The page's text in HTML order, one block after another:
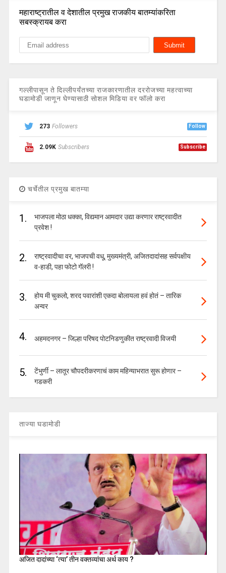
महाराष्ट्रातील व देशातील प्रमुख राजकीय बातम्यांकरिता
सबस्क्रायब करा
गल्लीपासून ते दिल्लीपर्यंतच्या राजकारणातील दररोजच्या महत्वाच्या
घडामोडी जाणून घेण्यासाठी सोशल मिडिया वर फॉलो करा
273 Followers Follow
2.09K Subscribers Subscribe
चर्चेतील प्रमुख बातम्या
1.
भाजपला मोठा धक्का, विद्यमान आमदार उद्या करणार राष्ट्रवादीत
प्रवेश !
2.
राष्ट्रवादीचा वर, भाजपची वधू, मुख्यमंत्री, अजितदादांसह सर्वपक्षीय
व-हाडी, पहा फोटो गॅलरी !
3.
होय मी चुकलो, शरद पवारांशी एकदा बोलायला हवं होतं – तारिक
अन्वर
4. अहमदनगर – जिल्हा परिषद पोटनिडणुकीत राष्ट्रवादी विजयी
5.
टेंभुर्णी – लातूर चौपदरीकरणाचं काम महिन्याभरात सुरू होणार –
गडकरी
ताज्या घडामोडी
अजित दादांच्या ‘त्या’ तीन वक्तव्यांचा अर्थ काय ?